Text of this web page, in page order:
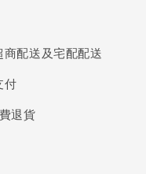
商配送及宅配配送
付
退貨